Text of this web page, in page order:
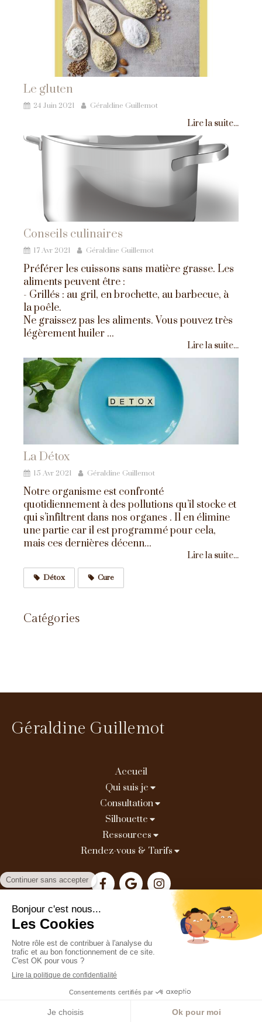
Appeler Localisation
Le gluten
24 Juin 2021 Géraldine Guillemot
Lire la suite...
Conseils culinaires
17 Avr 2021 Géraldine Guillemot
Préférer les cuissons sans matière grasse. Les
aliments peuvent être :
- Grillés : au gril, en brochette, au barbecue, à
la poêle.
Ne graissez pas les aliments. Vous pouvez très
légèrement huiler ...
Lire la suite...
La Détox
15 Avr 2021 Géraldine Guillemot
Notre organisme est confronté
quotidiennement à des pollutions qu’il stocke et
qui s’infiltrent dans nos organes . Il en élimine
une partie car il est programmé pour cela,
mais ces dernières décenn...
Lire la suite...
Détox Cure
Catégories
Géraldine Guillemot
Accueil
Qui suis je
Consultation
Silhouette
Ressources
Rendez-vous & Tarifs
Mentions légales